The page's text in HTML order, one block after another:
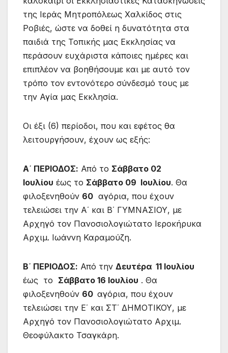
της Ιεράς Μητροπόλεως Χαλκίδος στις
Ροβιές, ώστε να δοθεί η δυνατότητα στα
παιδιά της Τοπικής μας Εκκλησίας να
περάσουν ευχάριστα κάποιες ημέρες και
επιπλέον να βοηθήσουμε και με αυτό τον
τρόπο τον εντονότερο σύνδεσμό τους με
την Αγία μας Εκκλησία.
Οι έξι (6) περίοδοι, που και εφέτος θα
λειτουργήσουν, έχουν ως εξής:
Α΄ ΠΕΡΙΟΔΟΣ: Από το Σάββατο 02
Ιουλίου έως το Σάββατο 09 Ιουλίου. Θα
φιλοξενηθούν 60 αγόρια, που έχουν
τελειώσει την Α΄ και Β΄ ΓΥΜΝΑΣΙΟΥ, με
Αρχηγό τον Πανοσιολογιώτατο Ιεροκήρυκα
Αρχιμ. Ιωάννη Καραμούζη.
Β΄ ΠΕΡΙΟΔΟΣ: Από την Δευτέρα 11 Ιουλίου
έως το Σάββατο 16 Ιουλίου . Θα
φιλοξενηθούν 60 αγόρια, που έχουν
τελειώσει την Ε΄ και ΣΤ΄ ΔΗΜΟΤΙΚΟΥ, με
Αρχηγό τον Πανοσιολογιώτατο Αρχιμ.
Θεοφύλακτο Τσαγκάρη.